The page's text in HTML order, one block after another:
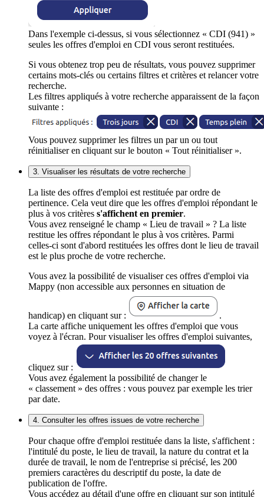
Dans l'exemple ci-dessus, si vous sélectionnez « CDI (941) »
seules les offres d'emploi en CDI vous seront restituées.
Si vous obtenez trop peu de résultats, vous pouvez supprimer
certains mots-clés ou certains filtres et critères et relancer votre
recherche.
Les filtres appliqués à votre recherche apparaissent de la façon
suivante :
Vous pouvez supprimer les filtres un par un ou tout
réinitialiser en cliquant sur le bouton « Tout réinitialiser ».
3. Visualiser les résultats de votre recherche
La liste des offres d'emploi est restituée par ordre de
pertinence. Cela veut dire que les offres d'emploi répondant le
plus à vos critères s'affichent en premier.
Vous avez renseigné le champ « Lieu de travail » ? La liste
restitue les offres répondant le plus à vos critères. Parmi
celles-ci sont d'abord restituées les offres dont le lieu de travail
est le plus proche de votre recherche.
Vous avez la possibilité de visualiser ces offres d'emploi via
Mappy (non accessible aux personnes en situation de
handicap) en cliquant sur :
.
La carte affiche uniquement les offres d'emploi que vous
voyez à l'écran. Pour visualiser les offres d'emploi suivantes,
cliquez sur :
Vous avez également la possibilité de changer le
« classement » des offres : vous pouvez par exemple les trier
par date.
4. Consulter les offres issues de votre recherche
Pour chaque offre d'emploi restituée dans la liste, s'affichent :
l'intitulé du poste, le lieu de travail, la nature du contrat et la
durée de travail, le nom de l'entreprise si précisé, les 200
premiers caractères du descriptif du poste, la date de
publication de l'offre.
Vous accédez au détail d'une offre en cliquant sur son intitulé